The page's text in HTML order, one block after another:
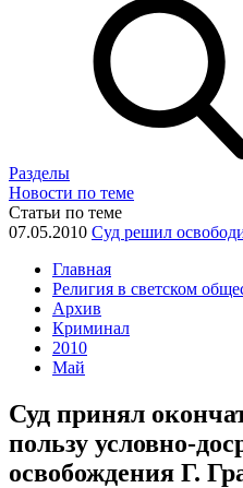
Разделы
Новости по теме
Статьи по теме
07.05.2010 Суд решил
Главная
Религия в светском
Архив
Криминал
2010
Май
Суд принял
пользу условно-
освобождения Г.